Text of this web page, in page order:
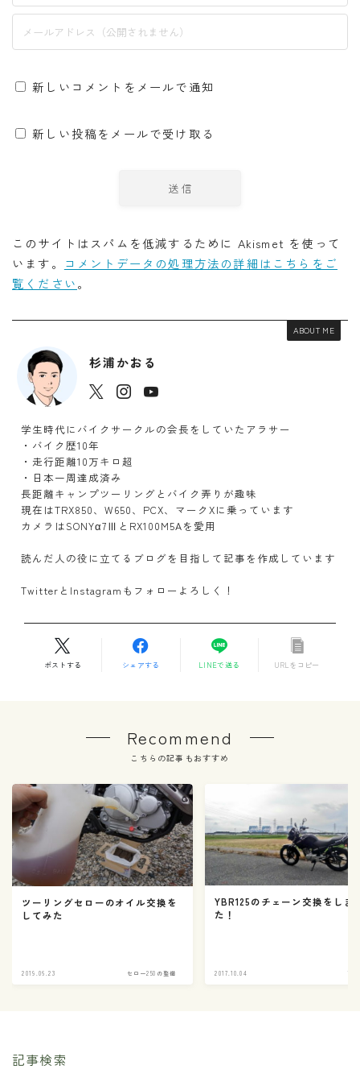
新しいコメントをメールで通知
新しい投稿をメールで受け取る
このサイトはスパムを低減するために Akismet を使って
います。
コメントデータの処理方法の詳細はこちらをご
覧ください。
ABOUT ME
杉浦かおる
学生時代にバイクサークルの会長をしていたアラサー
・バイク歴10年
・走行距離10万キロ超
・日本一周達成済み
長距離キャンプツーリングとバイク弄りが趣味
現在はTRX850、W650、PCX、マークXに乗っています
カメラはSONYα7ⅢとRX100M5Aを愛用
読んだ人の役に立てるブログを目指して記事を作成しています
TwitterとInstagramもフォローよろしく！
ポストする シェアする LINEで送る URLをコピー
Recommend
こちらの記事もおすすめ
ツーリングセローのオイル交換を
してみた
2019.06.23 セロー250の整備
YBR125のチェーン交換をしま
た！
2017.10.04
記事検索